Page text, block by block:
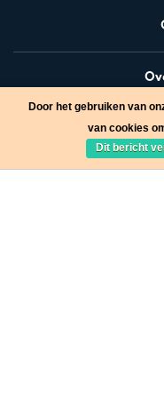
Door het gebruiken van
van cookies
Dit bericht